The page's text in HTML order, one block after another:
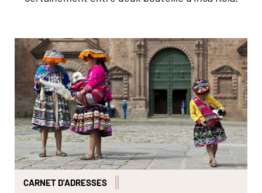
© Hervé Hughes/Hemis
CARNET D'ADRESSES